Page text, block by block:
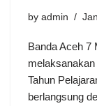
by admin
Banda Aceh 7
Tahun
berlangsung